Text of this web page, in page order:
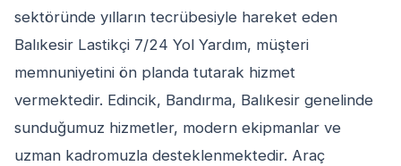
sektöründe yılların tecrübesiyle hareket eden
Balıkesir Lastikçi 7/24 Yol Yardım, müşteri
memnuniyetini ön planda tutarak hizmet
vermektedir. Edincik, Bandırma, Balıkesir genelinde
sunduğumuz hizmetler, modern ekipmanlar ve
uzman kadromuzla desteklenmektedir. Araç